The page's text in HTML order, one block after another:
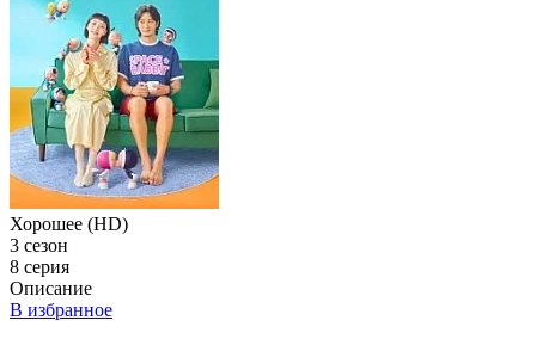
Хорошее (HD)
3 сезон
8 серия
Описание
В избранное